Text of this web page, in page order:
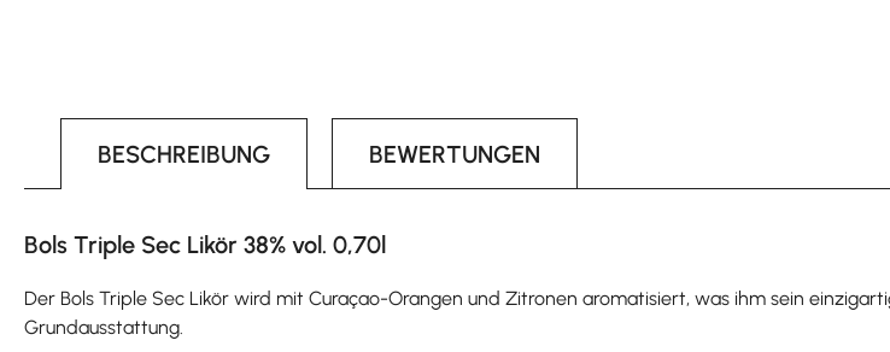
BESCHREIBUNG BEWERTUNGEN
Bols Triple Sec Likör 38% vol. 0,70l
Der Bols Triple Sec Likör wird mit Curaçao-Orangen und Zitronen aromatisiert, was ihm sein
Grundausstattung.